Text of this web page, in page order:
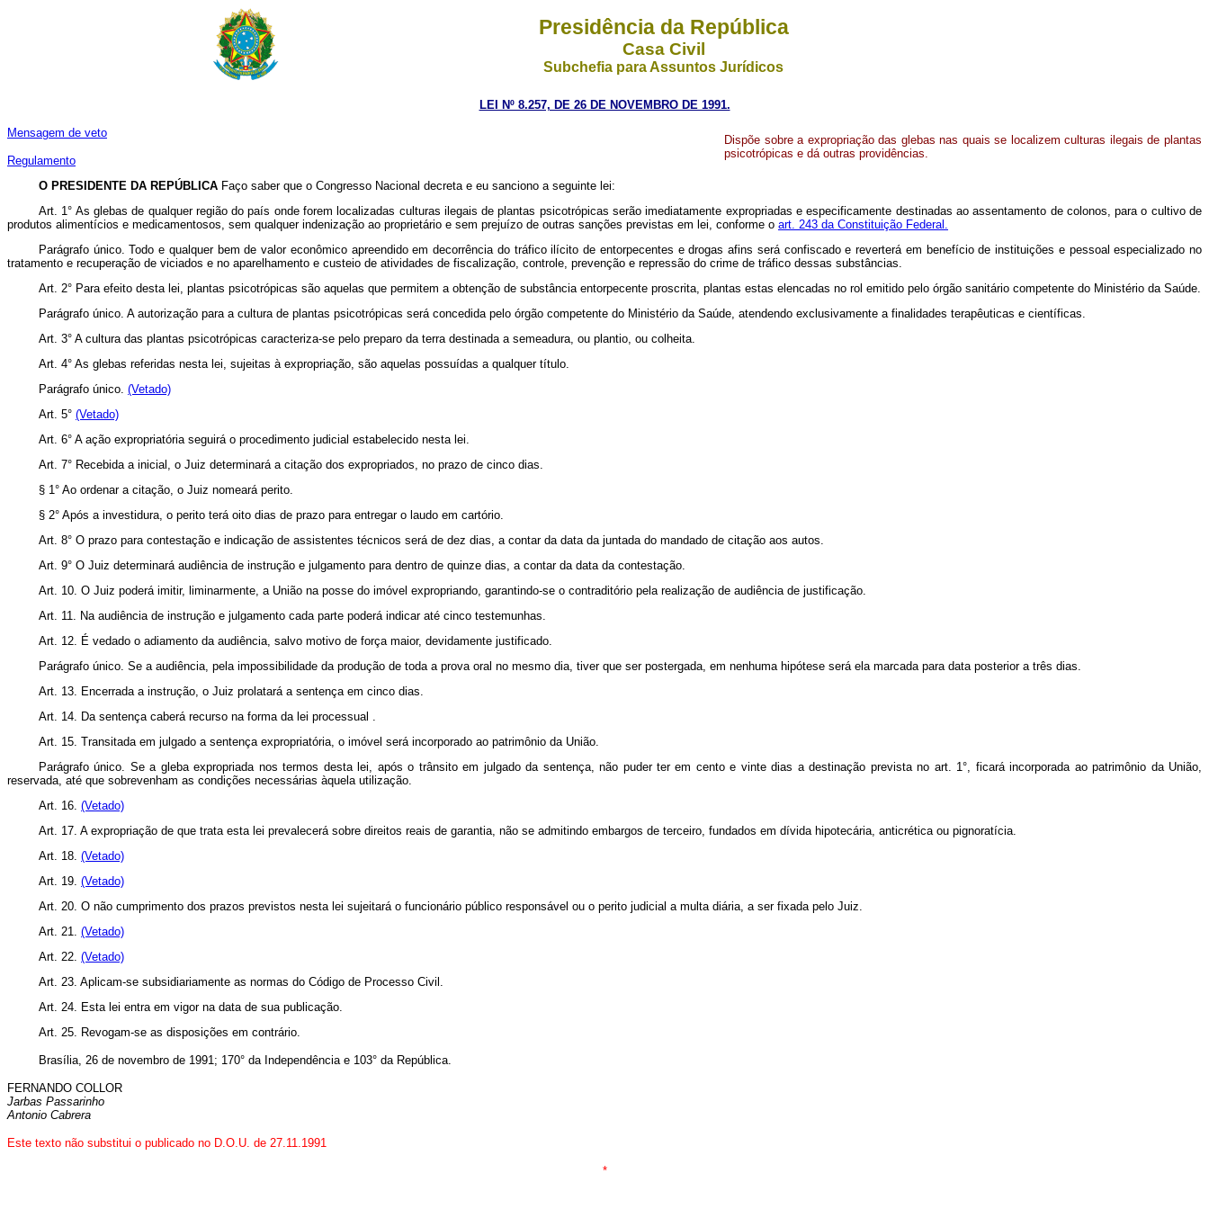
Presidência da República
Casa Civil
Subchefia para Assuntos Jurídicos
LEI Nº 8.257, DE 26 DE NOVEMBRO DE 1991.
Mensagem de veto
Regulamento
Dispõe sobre a expropriação das glebas nas quais se localizem culturas ilegais de plantas
psicotrópicas e dá outras providências.
O PRESIDENTE DA REPÚBLICA Faço saber que o Congresso Nacional decreta e eu sanciono a seguinte lei:
Art. 1° As glebas de qualquer região do país onde forem localizadas culturas ilegais de plantas psicotrópicas serão imediatamente expropriadas e especificamente destinadas ao assentamento de colonos, para o cultivo de
produtos alimentícios e medicamentosos, sem qualquer indenização ao proprietário e sem prejuízo de outras sanções previstas em lei, conforme o art. 243 da Constituição Federal.
Parágrafo único. Todo e qualquer bem de valor econômico apreendido em decorrência do tráfico ilícito de entorpecentes e drogas afins será confiscado e reverterá em benefício de instituições e pessoal especializado no
tratamento e recuperação de viciados e no aparelhamento e custeio de atividades de fiscalização, controle, prevenção e repressão do crime de tráfico dessas substâncias.
Art. 2° Para efeito desta lei, plantas psicotrópicas são aquelas que permitem a obtenção de substância entorpecente proscrita, plantas estas elencadas no rol emitido pelo órgão sanitário competente do Ministério da Saúde.
Parágrafo único. A autorização para a cultura de plantas psicotrópicas será concedida pelo órgão competente do Ministério da Saúde, atendendo exclusivamente a finalidades terapêuticas e científicas.
Art. 3° A cultura das plantas psicotrópicas caracteriza-se pelo preparo da terra destinada a semeadura, ou plantio, ou colheita.
Art. 4° As glebas referidas nesta lei, sujeitas à expropriação, são aquelas possuídas a qualquer título.
Parágrafo único. (Vetado)
Art. 5° (Vetado)
Art. 6° A ação expropriatória seguirá o procedimento judicial estabelecido nesta lei.
Art. 7° Recebida a inicial, o Juiz determinará a citação dos expropriados, no prazo de cinco dias.
§ 1° Ao ordenar a citação, o Juiz nomeará perito.
§ 2° Após a investidura, o perito terá oito dias de prazo para entregar o laudo em cartório.
Art. 8° O prazo para contestação e indicação de assistentes técnicos será de dez dias, a contar da data da juntada do mandado de citação aos autos.
Art. 9° O Juiz determinará audiência de instrução e julgamento para dentro de quinze dias, a contar da data da contestação.
Art. 10. O Juiz poderá imitir, liminarmente, a União na posse do imóvel expropriando, garantindo-se o contraditório pela realização de audiência de justificação.
Art. 11. Na audiência de instrução e julgamento cada parte poderá indicar até cinco testemunhas.
Art. 12. É vedado o adiamento da audiência, salvo motivo de força maior, devidamente justificado.
Parágrafo único. Se a audiência, pela impossibilidade da produção de toda a prova oral no mesmo dia, tiver que ser postergada, em nenhuma hipótese será ela marcada para data posterior a três dias.
Art. 13. Encerrada a instrução, o Juiz prolatará a sentença em cinco dias.
Art. 14. Da sentença caberá recurso na forma da lei processual .
Art. 15. Transitada em julgado a sentença expropriatória, o imóvel será incorporado ao patrimônio da União.
Parágrafo único. Se a gleba expropriada nos termos desta lei, após o trânsito em julgado da sentença, não puder ter em cento e vinte dias a destinação prevista no art. 1°, ficará incorporada ao patrimônio da União,
reservada, até que sobrevenham as condições necessárias àquela utilização.
Art. 16. (Vetado)
Art. 17. A expropriação de que trata esta lei prevalecerá sobre direitos reais de garantia, não se admitindo embargos de terceiro, fundados em dívida hipotecária, anticrética ou pignoratícia.
Art. 18. (Vetado)
Art. 19. (Vetado)
Art. 20. O não cumprimento dos prazos previstos nesta lei sujeitará o funcionário público responsável ou o perito judicial a multa diária, a ser fixada pelo Juiz.
Art. 21. (Vetado)
Art. 22. (Vetado)
Art. 23. Aplicam-se subsidiariamente as normas do Código de Processo Civil.
Art. 24. Esta lei entra em vigor na data de sua publicação.
Art. 25. Revogam-se as disposições em contrário.
Brasília, 26 de novembro de 1991; 170° da Independência e 103° da República.
FERNANDO COLLOR
Jarbas Passarinho
Antonio Cabrera
Este texto não substitui o publicado no D.O.U. de 27.11.1991
*